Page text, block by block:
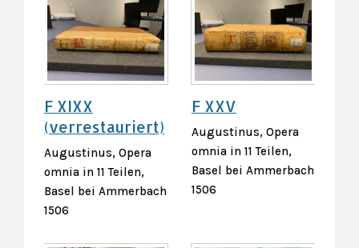
F XIXX
(verrestauriert)
Augustinus, Opera
omnia in 11 Teilen,
Basel bei Ammerbach
1506
F XXV
Augustinus, Opera
omnia in 11 Teilen,
Basel bei Ammerbach
1506